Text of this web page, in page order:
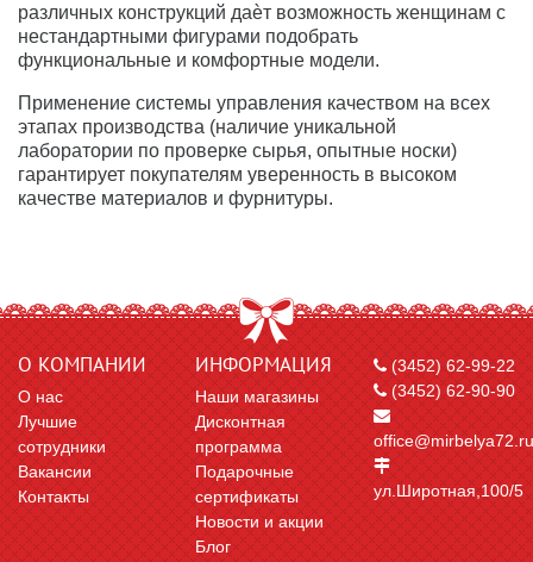
различных конструкций даѐт возможность женщинам с
нестандартными фигурами подобрать
функциональные и комфортные модели.
Применение системы управления качеством на всех
этапах производства (наличие уникальной
лаборатории по проверке сырья, опытные носки)
гарантирует покупателям уверенность в высоком
качестве материалов и фурнитуры.
О КОМПАНИИ
О нас
Лучшие
сотрудники
Вакансии
Контакты
ИНФОРМАЦИЯ
Наши магазины
Дисконтная
программа
Подарочные
сертификаты
Новости и акции
Блог
(3452) 62-99-22
(3452) 62-90-90
office@mirbelya72.ru
ул.Широтная,100/5